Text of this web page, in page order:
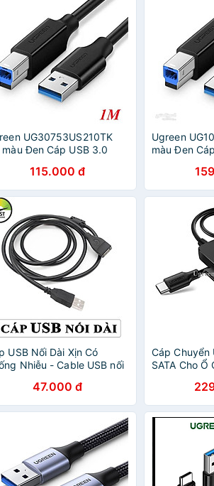
UG30753US210TK
màu Đen Cáp USB 3.0
niken - HÀNG CHÍNH
115.000 đ
Ugreen
màu Đen
niken -
USB Nối Dài Xịn Có
Nhiễu - Cable USB nối
cho máy tính - Hàng
hãng
47.000 đ
Cáp Chuyển
SATA Cho